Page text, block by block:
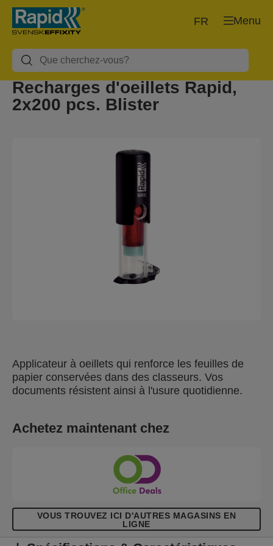
Menu
FR
Recharges d'oeillets Rapid,
2x200 pcs. Blister
Applicateur à oeillets qui renforce les feuilles de
papier conservées dans des classeurs. Vos
documents résistent ainsi à l'usure quotidienne.
Achetez maintenant chez
VOUS TROUVEZ ICI D'AUTRES MAGASINS EN
LIGNE